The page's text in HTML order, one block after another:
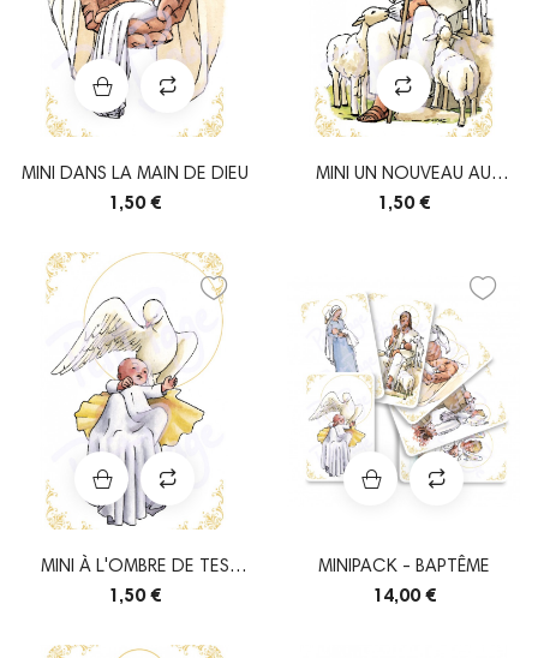
MINI DANS LA MAIN DE DIEU
1,50 €
MINI UN NOUVEAU AU
TROUPEAU
1,50 €
MINI À L'OMBRE DE TES
AILES
1,50 €
MINIPACK - BAPTÊME
14,00 €